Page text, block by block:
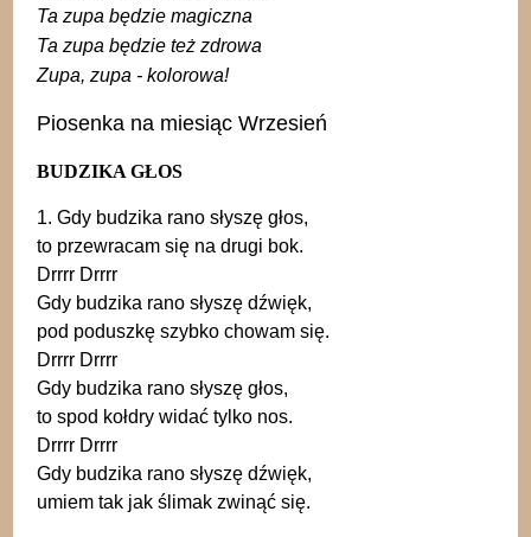
Ta zupa będzie magiczna
Ta zupa będzie też zdrowa
Zupa, zupa - kolorowa!
Piosenka na miesiąc Wrzesień
BUDZIKA GŁOS
1. Gdy budzika rano słyszę głos,
to przewracam się na drugi bok.
Drrrr Drrrr
Gdy budzika rano słyszę dźwięk,
pod poduszkę szybko chowam się.
Drrrr Drrrr
Gdy budzika rano słyszę głos,
to spod kołdry widać tylko nos.
Drrrr Drrrr
Gdy budzika rano słyszę dźwięk,
umiem tak jak ślimak zwinąć się.